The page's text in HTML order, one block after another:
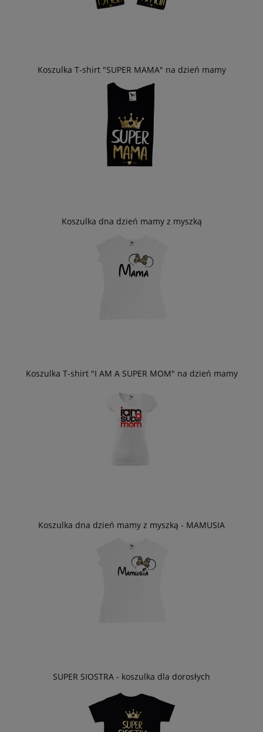
Koszulka T-shirt "SUPER MAMA" na dzień mamy
Koszulka dna dzień mamy z myszką
Koszulka T-shirt "I AM A SUPER MOM" na dzień mamy
Koszulka dna dzień mamy z myszką - MAMUSIA
SUPER SIOSTRA - koszulka dla dorosłych